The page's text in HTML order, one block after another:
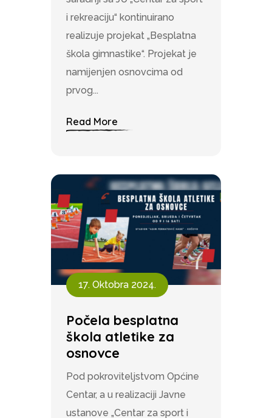
i rekreaciju“ kontinuirano
realizuje projekat „Besplatna
škola gimnastike“. Projekat je
namijenjen osnovcima od
prvog...
Read More
17. Oktobra 2024.
Počela besplatna
škola atletike za
osnovce
Pod pokroviteljstvom Općine
Centar, a u realizaciji Javne
ustanove „Centar za sport i